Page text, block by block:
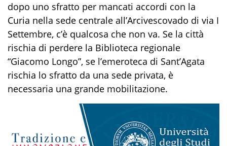
dopo uno sfratto per mancati accordi con la
Curia nella sede centrale all’Arcivescovado di via I
Settembre, c’è qualcosa che non va. Se la città
rischia di perdere la Biblioteca regionale
“Giacomo Longo”, se l’emeroteca di Sant’Agata
rischia lo sfratto da una sede privata, è
necessaria una grande mobilitazione.